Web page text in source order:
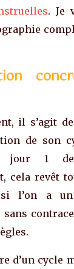
. Je
il s’agit
de son
1 des
cela revêt
l’on a un
d’un cycle